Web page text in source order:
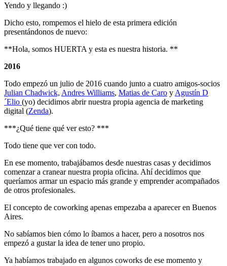
Yendo y llegando :)
Dicho esto, rompemos el hielo de esta primera edición
presentándonos de nuevo:
**Hola, somos HUERTA y esta es nuestra historia. **
2016
Todo empezó un julio de 2016 cuando junto a cuatro amigos-socios
Julian Chadwick, Andres Williams, Matias de Caro y Agustín D
´Elio (yo) decidimos abrir nuestra propia agencia de marketing
digital (Zenda).
***¿Qué tiene qué ver esto? ***
Todo tiene que ver con todo.
En ese momento, trabajábamos desde nuestras casas y decidimos
comenzar a cranear nuestra propia oficina. Ahí decidimos que
queríamos armar un espacio más grande y emprender acompañados
de otros profesionales.
El concepto de coworking apenas empezaba a aparecer en Buenos
Aires.
No sabíamos bien cómo lo íbamos a hacer, pero a nosotros nos
empezó a gustar la idea de tener uno propio.
Ya habíamos trabajado en algunos coworks de ese momento y